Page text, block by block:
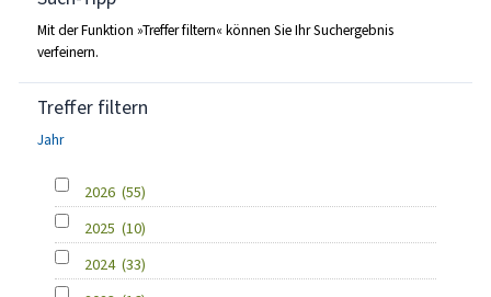
Mit der Funktion »Treffer filtern« können Sie Ihr Suchergebnis
verfeinern.
Treffer filtern
Jahr
2026 (55)
2025 (10)
2024 (33)